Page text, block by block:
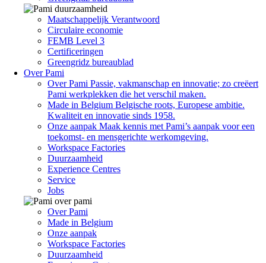
Maatschappelijk Verantwoord
Circulaire economie
FEMB Level 3
Certificeringen
Greengridz bureaublad
Over Pami
Over Pami Passie, vakmanschap en innovatie; zo creëert
Pami werkplekken die het verschil maken.
Made in Belgium Belgische roots, Europese ambitie.
Kwaliteit en innovatie sinds 1958.
Onze aanpak Maak kennis met Pami’s aanpak voor een
toekomst- en mensgerichte werkomgeving.
Workspace Factories
Duurzaamheid
Experience Centres
Service
Jobs
Over Pami
Made in Belgium
Onze aanpak
Workspace Factories
Duurzaamheid